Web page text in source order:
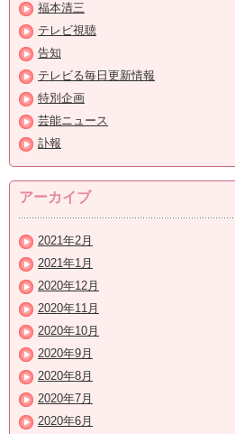
福本清三
テレビ視聴
告知
テレビる毎日更新情報
特別企画
芸能ニュース
訃報
アーカイブ
2021年2月
2021年1月
2020年12月
2020年11月
2020年10月
2020年9月
2020年8月
2020年7月
2020年6月